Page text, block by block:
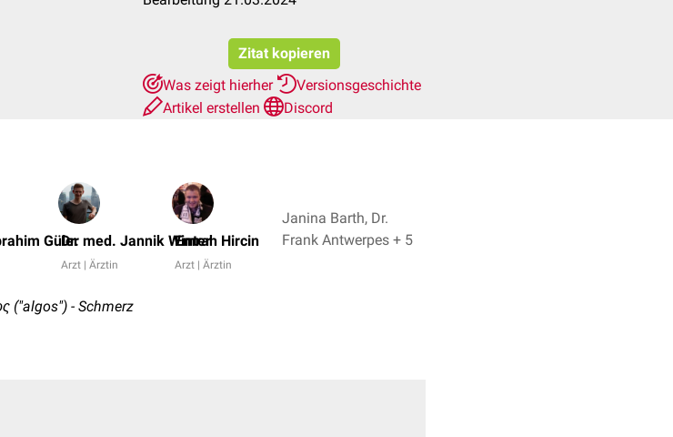
Zitat kopieren
Was zeigt hierher
Versionsgeschichte
Artikel erstellen
Discord
GülerDr. med. Jannik Winter
Arzt | Ärztin
Emrah Hircin
Arzt | Ärztin
Janina Barth, Dr.
Frank Antwerpes + 5
("algos") - Schmerz